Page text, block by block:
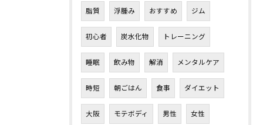
脂質 浮腫み おすすめ ジム
初心者 炭水化物 トレーニング
睡眠 飲み物 解消 メンタルケア
時短 朝ごはん 食事 ダイエット
大阪 モテボディ 男性 女性